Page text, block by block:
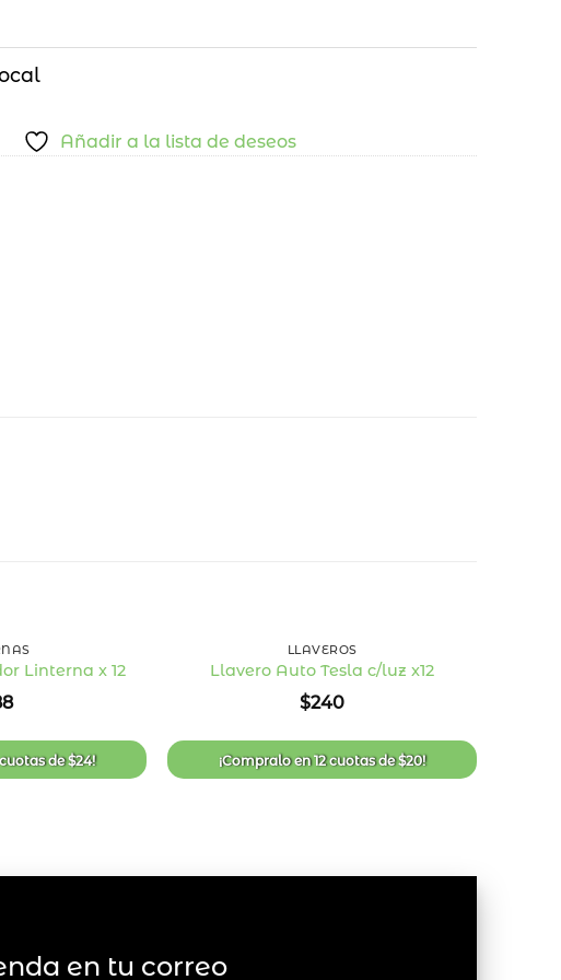
Añadir a la lista de deseos
de
deseos
Linterna x 12
cuotasde$24!
de
deseos
LLAVEROS
Llavero Auto Tesla c/luz x12
$240
¡Compralo en12 cuotasde$20!
en tu correo